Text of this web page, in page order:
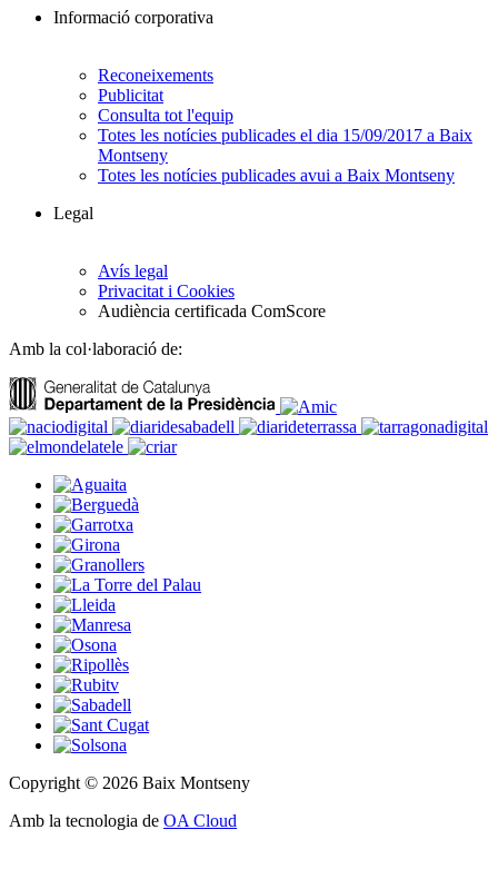
Informació corporativa
Reconeixements
Publicitat
Consulta tot l'equip
Totes les notícies publicades el dia 15/09/2017 a Baix
Montseny
Totes les notícies publicades avui a Baix Montseny
Legal
Avís legal
Privacitat i Cookies
Audiència certificada ComScore
Amb la col·laboració de:
Copyright © 2026 Baix Montseny
Amb la tecnologia de OA Cloud